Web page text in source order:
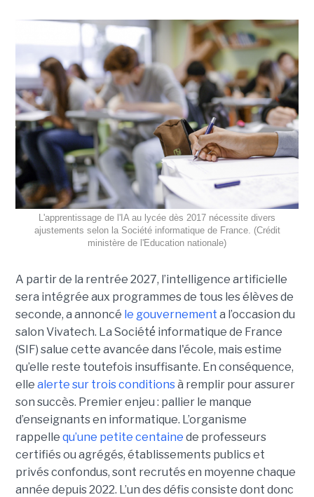
L'apprentissage de l'IA au lycée dès 2017 nécessite divers
ajustements selon la Société informatique de France. (Crédit
ministère de l'Education nationale)
A partir de la rentrée 2027, l’intelligence artificielle
sera intégrée aux programmes de tous les élèves de
seconde, a annoncé le gouvernement a l’occasion du
salon Vivatech. La Société́ informatique de France
(SIF) salue cette avancée dans l'école, mais estime
qu’elle reste toutefois insuffisante. En conséquence,
elle alerte sur trois conditionsà remplir pour assurer
son succès. Premier enjeu : pallier le manque
d’enseignants en informatique. L’organisme
rappelle qu’une petite centaine de professeurs
certifiés ou agrégés, établissements publics et
privés confondus, sont recrutés en moyenne chaque
année depuis 2022. L’un des défis consiste dont donc